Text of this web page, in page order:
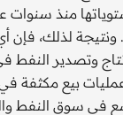
منذ سنوات
لذلك، فإن
وتصدير
بيع مكثفة
في سوق النفط